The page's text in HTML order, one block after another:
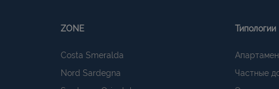
ZONE
Costa Smeralda
Nord Sardegna
Типологии
Частные